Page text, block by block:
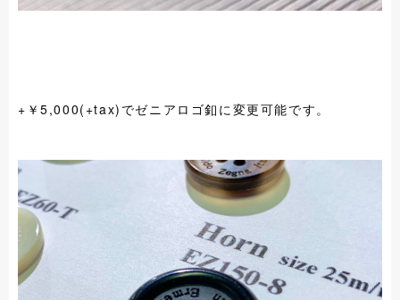
+￥5,000(+tax)でゼニアロゴ釦に変更可能です。